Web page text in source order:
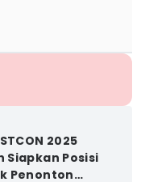
2025
Siapkan Posisi
Penonton